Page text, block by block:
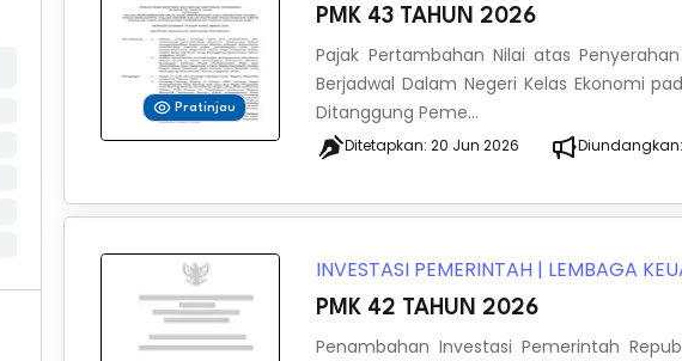
Pratinjau
PMK 43 TAHUN 2026
Pajak Pertambahan Nilai atas
Berjadwal Dalam Negeri Kelas Ekonomi
Ditanggung Peme...
Ditetapkan:20 Jun 2026
INVESTASI PEMERINTAH | LEMBAGA
PMK 42 TAHUN 2026
Penambahan Investasi Pemerintah